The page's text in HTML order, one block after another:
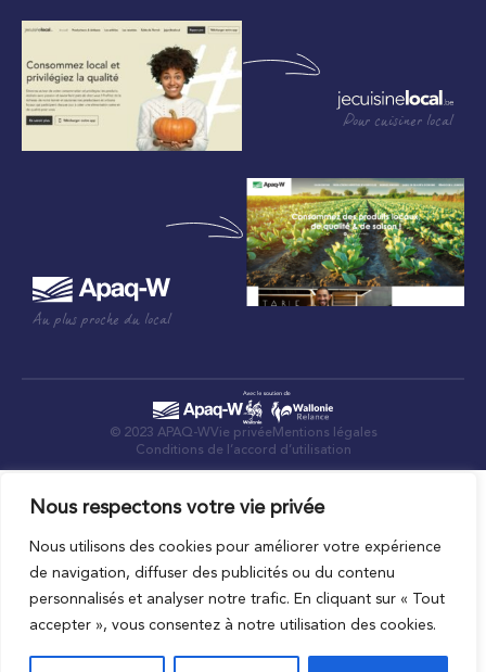
Nous respectons votre vie privée
Nous utilisons des cookies pour améliorer votre expérience
de navigation, diffuser des publicités ou du contenu
personnalisés et analyser notre trafic. En cliquant sur « Tout
accepter », vous consentez à notre utilisation des cookies.
Pour cuisiner local
Au plus proche du local
© 2023 APAQ-WVie privée Mentions légales
Conditions de l’accord d’utilisation